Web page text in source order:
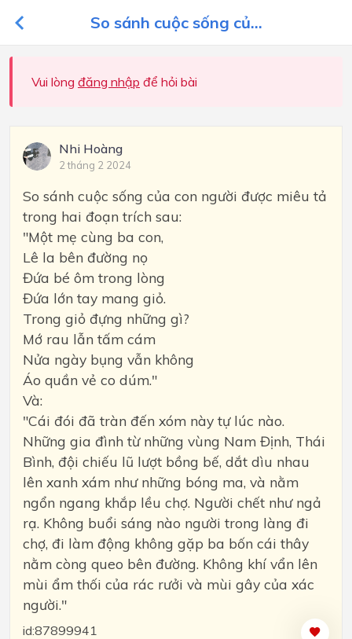
So sánh cuộc sống củ...
Vui lòng đăng nhập để hỏi bài
Nhi Hoàng
2 tháng 2 2024
So sánh cuộc sống của con người được miêu tả
trong hai đoạn trích sau:
"Một mẹ cùng ba con,
Lê la bên đường nọ
Đứa bé ôm trong lòng
Đứa lớn tay mang giỏ.
Trong giỏ đựng những gì?
Mớ rau lẫn tấm cám
Nửa ngày bụng vẫn không
Áo quần vẻ co dúm."
Và:
"Cái đói đã tràn đến xóm này tự lúc nào.
Những gia đình từ những vùng Nam Định, Thái
Bình, đội chiếu lũ lượt bồng bế, dắt dìu nhau
lên xanh xám như những bóng ma, và nằm
ngổn ngang khắp lều chợ. Người chết như ngả
rạ. Không buổi sáng nào người trong làng đi
chợ, đi làm động không gặp ba bốn cái thây
nằm còng queo bên đường. Không khí vẩn lên
mùi ẩm thối của rác rưởi và mùi gây của xác
người."
id:87899941